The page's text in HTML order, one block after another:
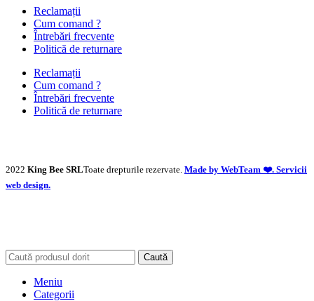
Reclamații
Cum comand ?
Întrebări frecvente
Politică de returnare
Reclamații
Cum comand ?
Întrebări frecvente
Politică de returnare
2022 King Bee SRLToate drepturile rezervate. Made by WebTeam ❤️. Servicii
web design.
Caută
Meniu
Categorii